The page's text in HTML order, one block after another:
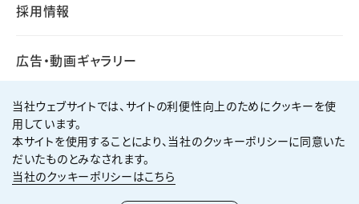
採用情報
広告・動画ギャラリー
個人情報保護方針
サイト利用規約
サイトマップ
当社ウェブサイトでは、サイトの利便性向上のためにクッキーを使
用しています。
本サイトを使用することにより、当社のクッキーポリシーに同意いた
だいたものとみなされます。
当社のクッキーポリシーはこちら